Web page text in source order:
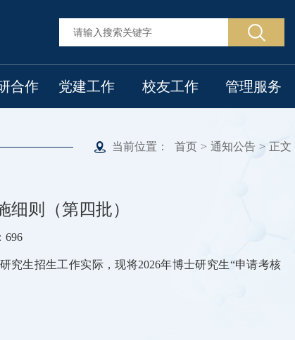
合作 党建工作 校友工作 管理服务
当前位置： 首页 > 通知公告 > 正文
则（第四批）
696
究生招生工作实际，现将2026年博士研究生“申请考核